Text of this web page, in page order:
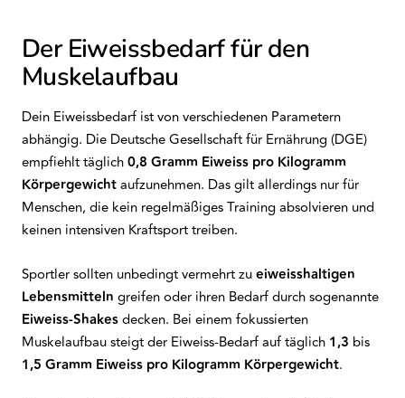
Der Eiweissbedarf für den
Muskelaufbau
Dein Eiweissbedarf ist von verschiedenen Parametern
abhängig. Die Deutsche Gesellschaft für Ernährung (DGE)
empfiehlt täglich0,8 Gramm Eiweiss pro Kilogramm
Körpergewichtaufzunehmen. Das gilt allerdings nur für
Menschen, die kein regelmäßiges Training absolvieren und
keinen intensiven Kraftsport treiben.
Sportler sollten unbedingt vermehrt zueiweisshaltigen
Lebensmitteln greifen oder ihren Bedarf durch sogenannte
Eiweiss-Shakesdecken. Bei einem fokussierten
Muskelaufbau steigt der Eiweiss-Bedarf auf täglich 1,3 bis
1,5 Gramm Eiweiss pro Kilogramm Körpergewicht.